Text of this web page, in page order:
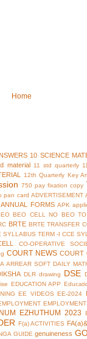
Home
10 SCIENCE
material 11 std quarterly
12th Quarterly Key
750 pay fixation copy
pan card ADVERTISEMENT
ANNUAL FORMS APK
BEO CELL NO BEO
BRTE BRTE TRANSFER
SYLLABUS TERM -I CCE
CO-OPERATIVE
COURT NEWS COURT
ARREAR SOFT DAILY
DLR drawing DSE
EDUCATION APP
EE VIDEOS EE-2024
EZHUTHUM 2023
F(a) ACTIVITIES
GUIDE genuineness